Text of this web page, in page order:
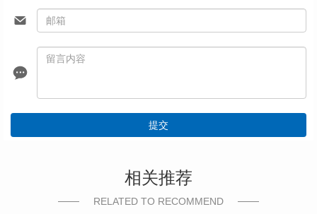
提交
相关推荐
RELATED TO RECOMMEND